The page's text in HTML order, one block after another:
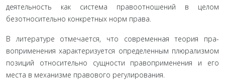
деятельность как система правоотношений в целом
безотносительно конкретных норм права.
В литературе отмечается, что современная теория пра­
воприменения характеризуется определенным плюрализ­мом
позиций относительно сущности правоприменения и его
места в механизме правового регулирования.